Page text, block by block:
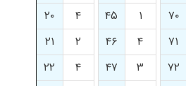
۷۰ ۱ ۴۵ ۴
۲۰
۷۱ ۴ ۴۶ ۲
۲۱
۷۲ ۳ ۴۷ ۴
۲۲